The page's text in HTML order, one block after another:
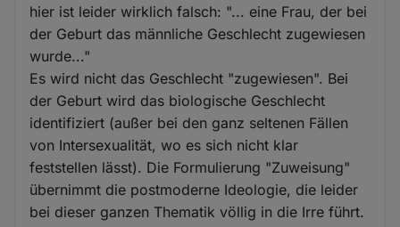
hier ist leider wirklich falsch: "... eine Frau, der bei
der Geburt das männliche Geschlecht zugewiesen
wurde..."
Es wird nicht das Geschlecht "zugewiesen". Bei
der Geburt wird das biologische Geschlecht
identifiziert (außer bei den ganz seltenen Fällen
von Intersexualität, wo es sich nicht klar
feststellen lässt). Die Formulierung "Zuweisung"
übernimmt die postmoderne Ideologie, die leider
bei dieser ganzen Thematik völlig in die Irre führt.